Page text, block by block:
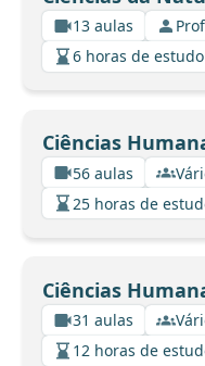
13 aulas
6 horas de estudo
Ciências
56 aulas
25 horas de
Ciências
31 aulas
12 horas de